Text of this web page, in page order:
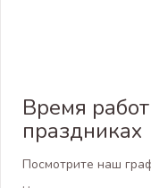
Время
праздниках
Посмотрите наш